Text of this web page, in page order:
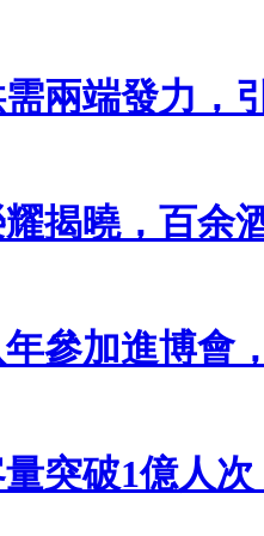
兩端發力，
揭曉，百余
參加進博會
突破1億人